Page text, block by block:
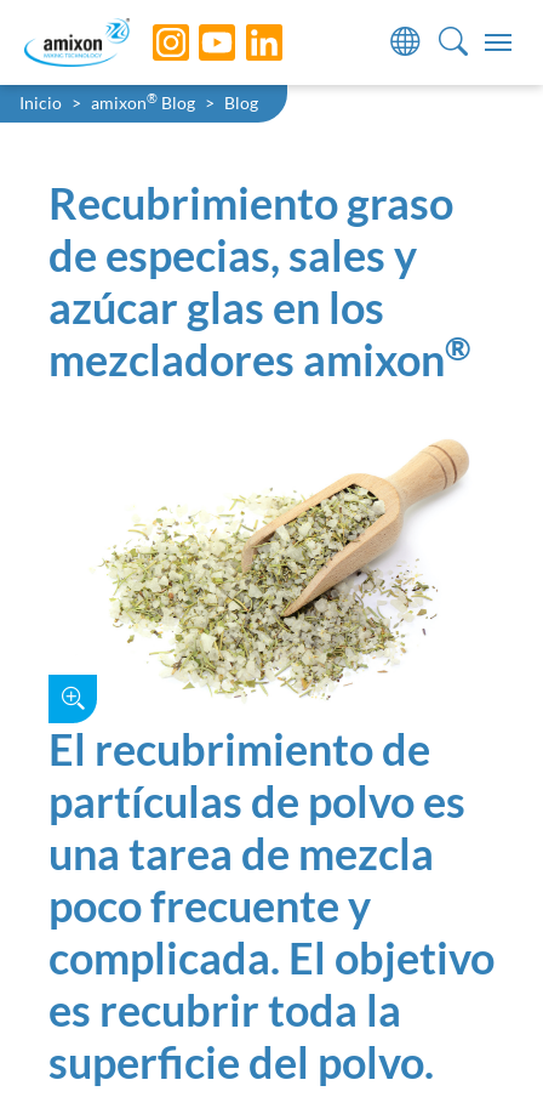
Skip to main navigation
Skip to main content
Skip to page footer
You are here:
Inicio amixon® Blog Blog
Recubrimiento graso
de especias, sales y
azúcar glas en los
mezcladores amixon®
El recubrimiento de
partículas de polvo es
una tarea de mezcla
poco frecuente y
complicada. El objetivo
es recubrir toda la
superficie del polvo.